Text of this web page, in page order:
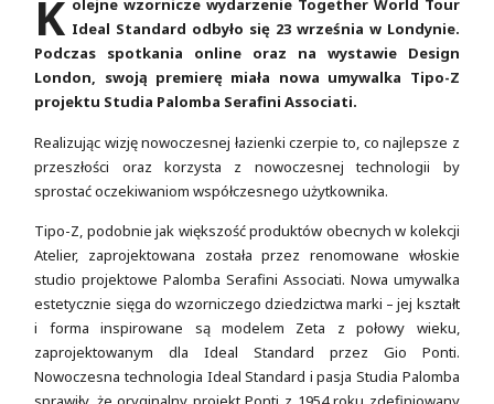
K olejne wzornicze wydarzenie Together World Tour
Ideal Standard odbyło się 23 września w Londynie.
Podczas spotkania online oraz na wystawie Design
London, swoją premierę miała nowa umywalka Tipo-Z
projektu Studia Palomba Serafini Associati.
Realizując wizję nowoczesnej łazienki czerpie to, co najlepsze z
przeszłości oraz korzysta z nowoczesnej technologii by
sprostać oczekiwaniom współczesnego użytkownika.
Tipo-Z, podobnie jak większość produktów obecnych w kolekcji
Atelier, zaprojektowana została przez renomowane włoskie
studio projektowe Palomba Serafini Associati. Nowa umywalka
estetycznie sięga do wzorniczego dziedzictwa marki – jej kształt
i forma inspirowane są modelem Zeta z połowy wieku,
zaprojektowanym dla Ideal Standard przez Gio Ponti.
Nowoczesna technologia Ideal Standard i pasja Studia Palomba